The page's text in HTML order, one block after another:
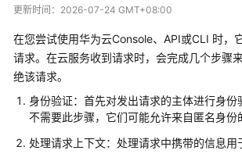
最
动
态
产
品
绍
更新时间： 2026-07-24 GMT+08:00
在您尝试使用华为云Console、API或CLI 时，
请求。在云服务收到请求时，会完成几个步骤
绝该请求。
身份验证：首先对发出请求的主体进行身份
不需要此步骤，它们可能允许来自匿名身份
处理请求上下文：处理请求中携带的信息用